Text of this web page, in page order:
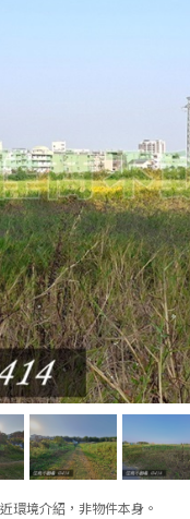
環境介紹，非物件本身。